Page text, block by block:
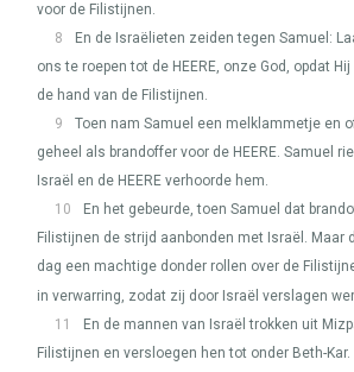
voor de Filistijnen.
8
En de Israëlieten zeiden tegen Samuel:
ons te roepen tot de HEERE, onze God, opdat
de hand van de Filistijnen.
9
Toen nam Samuel een melklammetje en
geheel als brandoffer voor de HEERE. Samuel
Israël en de HEERE verhoorde hem.
10
En het gebeurde, toen Samuel dat
Filistijnen de strijd aanbonden met Israël. Maar
dag een machtige donder rollen over de
in verwarring, zodat zij door Israël verslagen
11
En de mannen van Israël trokken uit
Filistijnen en versloegen hen tot onder Beth-Kar.